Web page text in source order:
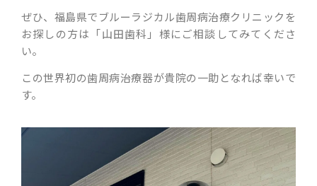
ぜひ、福島県でブルーラジカル歯周病治療クリニックを
お探しの方は「山田歯科」様にご相談してみてくださ
い。
この世界初の歯周病治療器が貴院の一助となれば幸いで
す。